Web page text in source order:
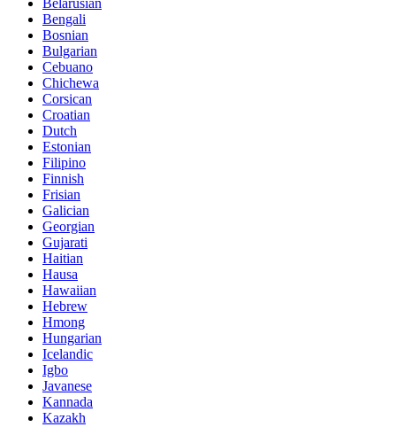
Belarusian
Bengali
Bosnian
Bulgarian
Cebuano
Chichewa
Corsican
Croatian
Dutch
Estonian
Filipino
Finnish
Frisian
Galician
Georgian
Gujarati
Haitian
Hausa
Hawaiian
Hebrew
Hmong
Hungarian
Icelandic
Igbo
Javanese
Kannada
Kazakh